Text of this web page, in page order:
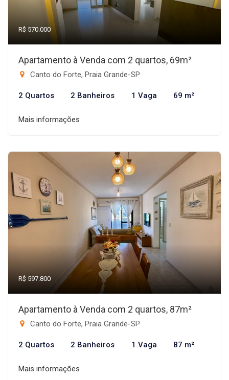
R$ 570.000
Apartamento à Venda com 2 quartos, 69m²
Canto do Forte, Praia Grande-SP
2 Quartos 2 Banheiros 1 Vaga 69 m²
Mais informações
R$ 597.800
Apartamento à Venda com 2 quartos, 87m²
Canto do Forte, Praia Grande-SP
2 Quartos 2 Banheiros 1 Vaga 87 m²
Mais informações